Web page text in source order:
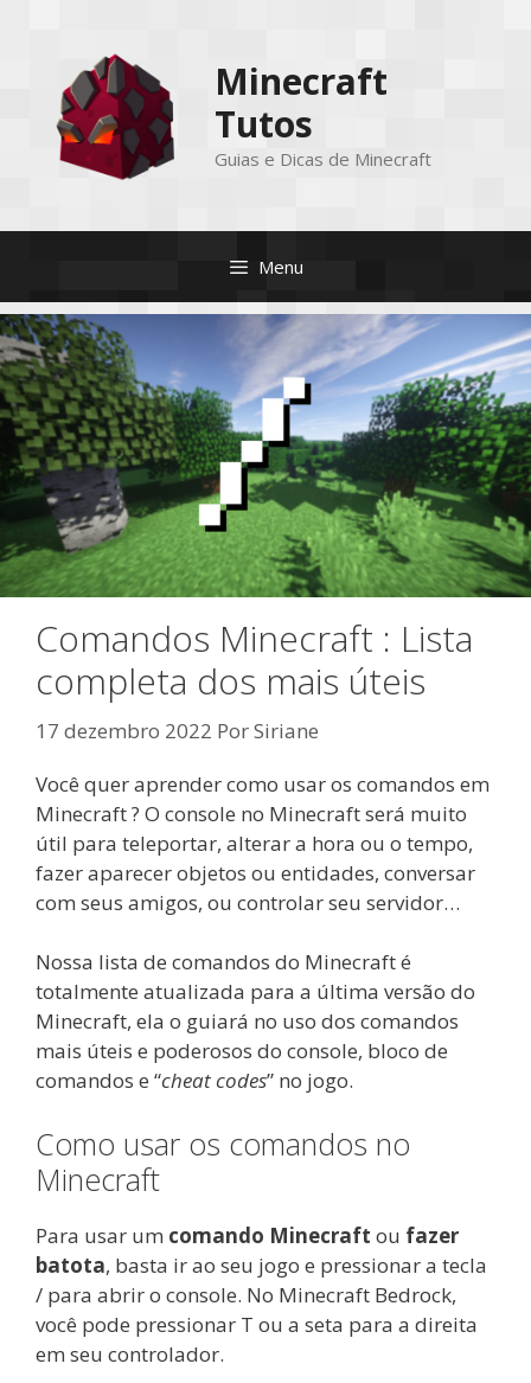
conteúdo
Minecraft
Tutos
Guias e Dicas de Minecraft
Menu
Comandos Minecraft : Lista
completa dos mais úteis
17 dezembro 2022 PorSiriane
Você quer aprender como usar os comandos em
Minecraft ? O console no Minecraft será muito
útil para teleportar, alterar a hora ou o tempo,
fazer aparecer objetos ou entidades, conversar
com seus amigos, ou controlar seu servidor…
Nossa lista de comandos do Minecraft é
totalmente atualizada para a última versão do
Minecraft, ela o guiará no uso dos comandos
mais úteis e poderosos do console, bloco de
comandos e “cheat codes” no jogo.
Como usar os comandos no
Minecraft
Para usar um comando Minecraft ou fazer
batota, basta ir ao seu jogo e pressionar a tecla
/ para abrir o console. No Minecraft Bedrock,
você pode pressionar T ou a seta para a direita
em seu controlador.